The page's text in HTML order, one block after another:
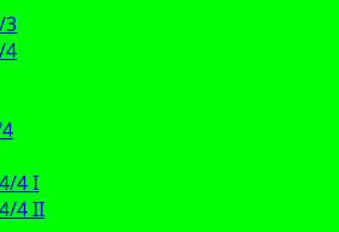
3
4
4 I
4 II